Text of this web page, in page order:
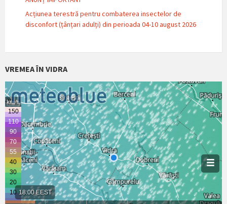
Acțiunea terestră pentru combaterea insectelor de
disconfort (țânțari adulți) din perioada 04-10 august 2026
VREMEA ÎN VIDRA